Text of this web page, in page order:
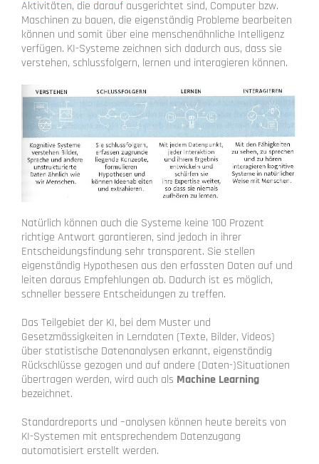
Aktivitäten, die darauf ausgerichtet sind, Computer bzw.
Maschinen zu bauen, die eigenständig Probleme bearbeiten
können und somit über eine menschenähnliche Intelligenz
verfügen. KI-Systeme zeichnen sich dadurch aus, dass sie
verstehen, schlussfolgern, lernen und interagieren können.
Natürlich können auch die Systeme keine 100 Prozent
richtige Antwort garantieren, sind jedoch in ihrer
Entscheidungsfindung sehr transparent. Sie stellen
eigenständig Hypothesen aus den erfassten Daten auf und
leiten daraus Empfehlungen ab. Dadurch ist es möglich,
schneller bessere Entscheidungen zu treffen.
Das Teilgebiet der KI, bei dem Muster und
Gesetzmässigkeiten in Lerndaten (Texte, Bilder, Videos)
über statistische Datenanalysen erkannt, eigenständig
Rückschlüsse gezogen und auf andere (Daten-)Situationen
übertragen werden, wird auch als Machine Learning
bezeichnet.
Standardreports und –analysen können heute bereits von
KI-Systemen mit entsprechendem Datenzugang
automatisiert erstellt werden.